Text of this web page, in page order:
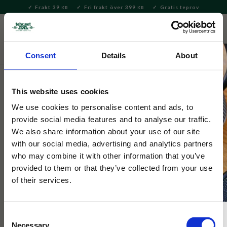
Consent Details About
This website uses cookies
We use cookies to personalise content and ads, to
provide social media features and to analyse our traffic.
We also share information about your use of our site
with our social media, advertising and analytics partners
who may combine it with other information that you’ve
provided to them or that they’ve collected from your use
of their services.
Necessary
Meny
Frakt 39 KR Fri frakt över 399 KR Gratis teprov
Hem & Inredningsdetaljer
Ekelund
Kökshandduk Vine William
Morris 35x50cm
Handduk från Ekelund i organiskt mönster skapat av Wiliam
Morris